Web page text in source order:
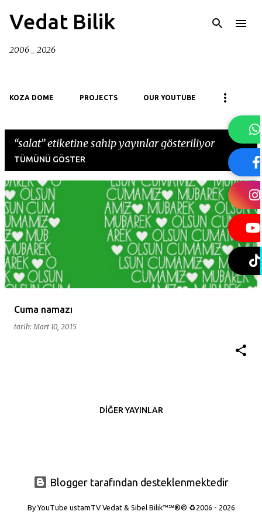
Ana içeriğe atla
Vedat Bilik
2006 _ 2026
KOZA DOME PROJECTS OUR YOUTUBE
salat etiketine sahip yayınlar gösteriliyor
TÜMÜNÜ GÖSTER
K
a
y
t
l
Cuma namazı
tarih:Mart 10, 2015
DIĞER YAYINLAR
Blogger tarafından desteklenmektedir
By YouTube ustamTV Vedat & Sibel Bilik™℠®© ♻️2006 - 2026